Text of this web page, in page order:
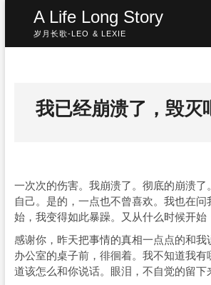
content
A Life Long Story
岁月长歌-LEO & LEXIE
我已经崩溃了，毁灭
一次次的伤害。我崩溃了。彻底的崩溃了
自己。是的，一点也不曾喜欢。我也在
始，我变得如此暴躁。又从什么时候开始
感谢你，昨天把事情的真相一点点的和我
办公室的桌子前，徘徊着。我不知道我有
道该怎么和你说话。眼泪，不自觉的留下